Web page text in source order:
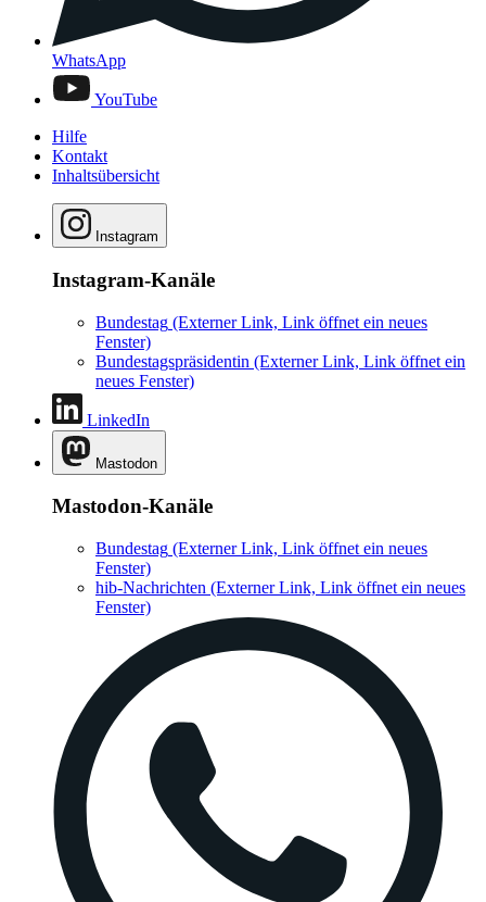
WhatsApp
YouTube
Hilfe
Kontakt
Inhaltsübersicht
Instagram
Instagram-Kanäle
Bundestag (Externer Link, Link öffnet ein neues
Fenster)
Bundestagspräsidentin (Externer Link, Link öffnet ein
neues Fenster)
LinkedIn
Mastodon
Mastodon-Kanäle
Bundestag (Externer Link, Link öffnet ein neues
Fenster)
hib-Nachrichten (Externer Link, Link öffnet ein neues
Fenster)